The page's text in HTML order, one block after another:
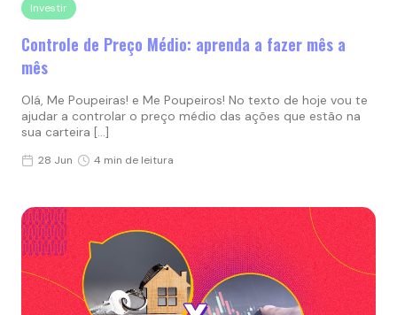
Investir
Controle de Preço Médio: aprenda a fazer mês a
mês
Olá, Me Poupeiras! e Me Poupeiros! No texto de hoje vou te
ajudar a controlar o preço médio das ações que estão na
sua carteira […]
28 Jun 4 min de leitura